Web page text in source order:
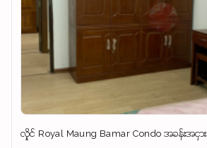
လှိုင် Royal Maung Bamar Condo အခန်းအငှား